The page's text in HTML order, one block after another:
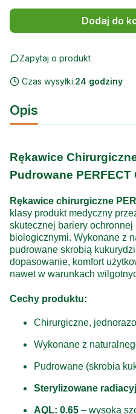
Dodaj do
Zapytaj o produkt
Czas wysyłki:24 godziny
Opis
Rękawice
Pudrowane PERFECT
Rękawice chirurgiczne
klasy produkt medyczny
skutecznej bariery ochronnej
biologicznymi. Wykonane z
pudrowane skrobią
dopasowanie, komfort
nawet w warunkach
Cechy produktu:
Chirurgiczne,
Wykonane z
Pudrowane (skrobia
Sterylizowane
AQL: 0.65 – wysoka